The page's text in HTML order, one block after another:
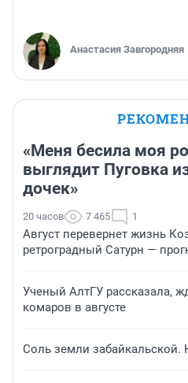
Анастасия Завгородняя
«Меня бесила моя
выглядит Пуговка
дочек»
20 часов 7 465 1
Август перевернет жизнь
ретроградный Сатурн —
Ученый АлтГУ рассказала,
комаров в августе
Соль земли забайкальской.